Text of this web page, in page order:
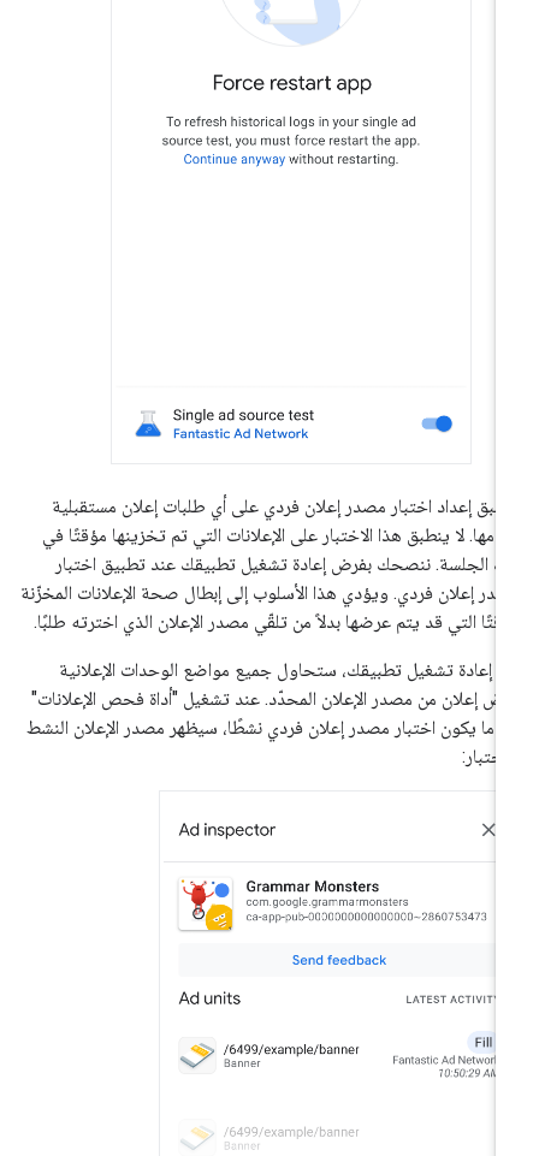
إعداد اختبار مصدر إعلان فردي على أي طلبات إعلان مستقبلية
لا ينطبق هذا الاختبار على الإعلانات التي تم تخزينها مؤقتًا في
الجلسة. ننصحك بفرض إعادة تشغيل تطبيقك عند تطبيق اختبار
إعلان فردي. ويؤدي هذا الأسلوب إلى إبطال صحة الإعلانات المخزّنة
التي قد يتم عرضها بدلاً من تلقّي مصدر الإعلان الذي اخترته طلبًا.
إعادة تشغيل تطبيقك، ستحاول جميع مواضع الوحدات الإعلانية
إعلان من مصدر الإعلان المحدّد. عند تشغيل "أداة فحص الإعلانات"
يكون اختبار مصدر إعلان فردي نشطًا، سيظهر مصدر الإعلان النشط